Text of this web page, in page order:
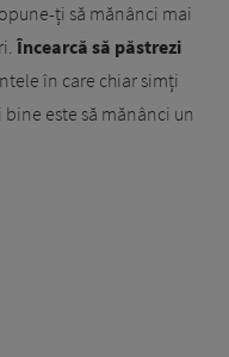
ți să mănânci mai
Încearcă să păstrezi
în care chiar simți
este să mănânci un